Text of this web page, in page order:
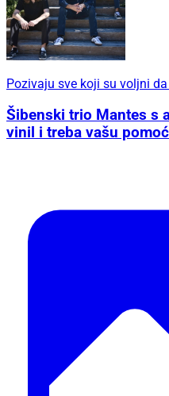
Pozivaju sve koji su voljni
Šibenski trio Mantes s
vinil i treba vašu pomoć